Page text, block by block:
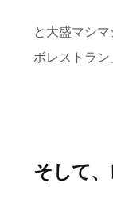
と大盛マシ
ボレストラン
そして